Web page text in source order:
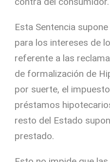
Esta Sentencia
para los intereses de
referente a las
de formalización de
por suerte, el
préstamos
resto del Estado
prestado.